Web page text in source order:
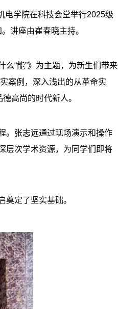
电学院在科技会堂举行2025级
讲座由崔春晓主持。
“能”》为主题，为新生们带来
案例，深入浅出的从革命实
高尚的时代新人。
。张志远通过现场演示和操作
层次学术资源，为同学们即将
定了坚实基础。